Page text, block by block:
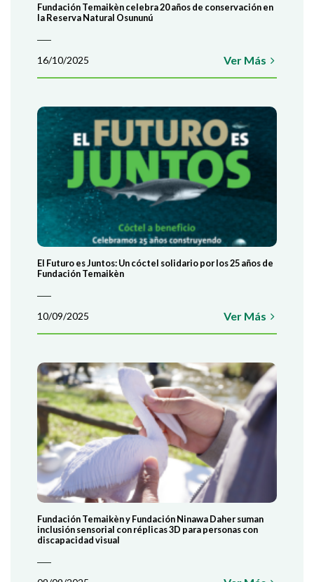
¿TE GUSTARÍA TRABAJAR EN
Y EN CONTACTO CON LA
INVITAMOS A SUMARTE A
Fundación Temaikèn celebra 20 años de conservación en
la Reserva Natural Osununú
16/10/2025 Ver Más
El Futuro es Juntos: Un cóctel solidario por los 25 años de
Fundación Temaikèn
10/09/2025 Ver Más
Fundación Temaikèn y Fundación Ninawa Daher suman
inclusión sensorial con réplicas 3D para personas con
discapacidad visual